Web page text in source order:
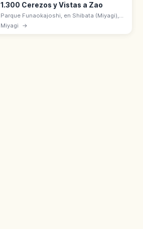
1.300 Cerezos y Vistas a Zao
Parque Funaokajoshi, en Shibata (Miyagi),
tiene 1.300 cerezos en las ruinas del
castillo. Cien Mejores Lugares de Sakura
Miyagi →